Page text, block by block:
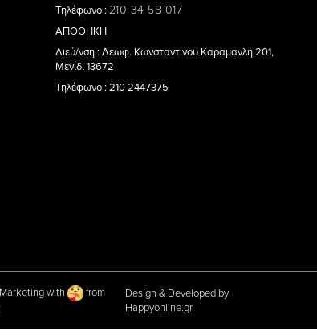
Τηλέφωνο : 210 34 58 017
ΑΠΟΘΗΚΗ
Διεύ/νση : Λεωφ. Κωνσταντίνου Καραμανλή 201,
Μενίδι 13672
Τηλέφωνο : 210 2447375
with
from
Design & Developed by
Happyonline.gr